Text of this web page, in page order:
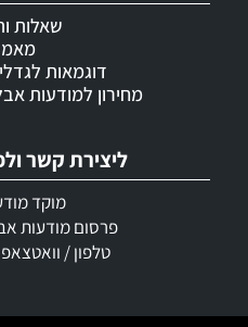
ליצירת קשר
מוקד
פרסום מודעות
טלפון / וואטצאפ: 050-
שאלות
דוגמאות
מחירון למודעות